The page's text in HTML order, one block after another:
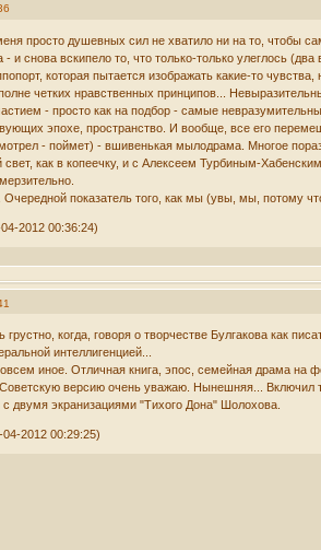
просто душевных сил не хватило ни на то, чтобы
- и снова вскипело то, что только-только улеглось
которая пытается изображать какие-то
четких нравственных принципов...
- просто как на подбор - самые
эпохе, пространство. И вообще, все его
- поймет) - вшивенькая мылодрама. Многое
как в копеечку, и с Алексеем Турбиным-
показатель того, как мы (увы, мы, потому
2012 00:36:24)
грустно, когда, говоря о творчестве Булгакова как
интеллигенцией...
иное. Отличная книга, эпос, семейная драма на
Советскую версию очень уважаю. Нынешняя... Включил
двумя экранизациями "Тихого Дона" Шолохова.
2012 00:29:25)